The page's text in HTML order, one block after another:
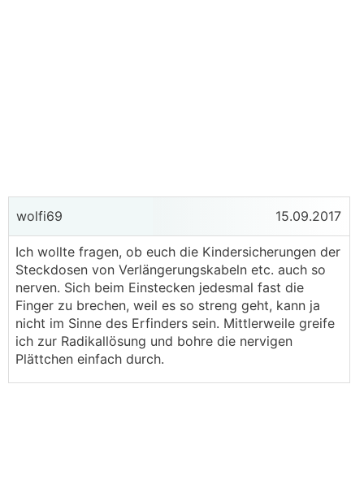
wolfi69 15.09.2017
Ich wollte fragen, ob euch die Kindersicherungen der
Steckdosen von Verlängerungskabeln etc. auch so
nerven. Sich beim Einstecken jedesmal fast die
Finger zu brechen, weil es so streng geht, kann ja
nicht im Sinne des Erfinders sein. Mittlerweile greife
ich zur Radikallösung und bohre die nervigen
Plättchen einfach durch.